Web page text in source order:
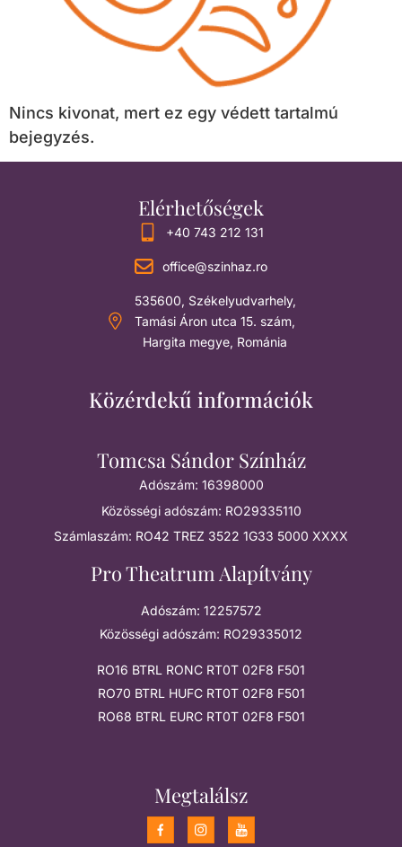
Nincs kivonat, mert ez egy védett tartalmú
bejegyzés.
Elérhetőségek
+40 743 212 131
office@szinhaz.ro
535600, Székelyudvarhely,
Tamási Áron utca 15. szám,
Hargita megye, Románia
Közérdekű információk
Tomcsa Sándor Színház
Adószám: 16398000
Közösségi adószám: RO29335110
Számlaszám: RO42 TREZ 3522 1G33 5000 XXXX
Pro Theatrum Alapítvány
Adószám: 12257572
Közösségi adószám: RO29335012
RO16 BTRL RONC RT0T 02F8 F501
RO70 BTRL HUFC RT0T 02F8 F501
RO68 BTRL EURC RT0T 02F8 F501
Megtalálsz